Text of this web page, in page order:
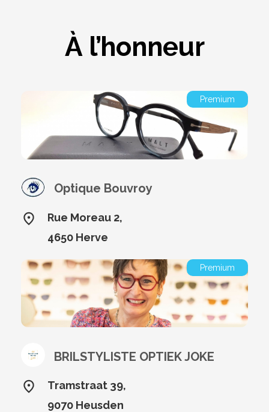
À l’honneur
Premium
Optique Bouvroy
Rue Moreau 2,
4650 Herve
Premium
BRILSTYLISTE OPTIEK JOKE
Tramstraat 39,
9070 Heusden